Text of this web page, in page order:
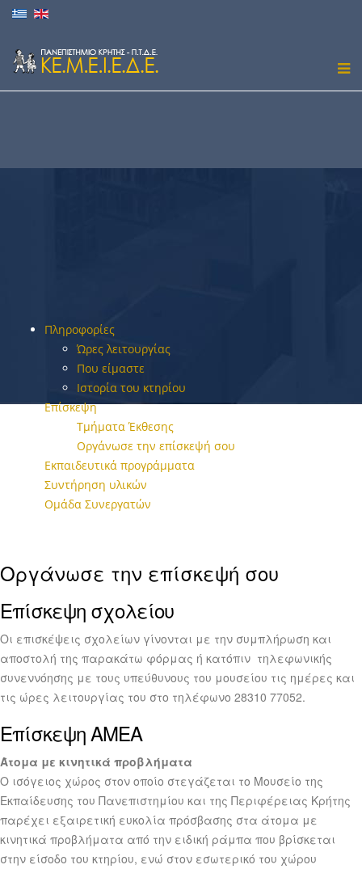
Πληροφορίες
Ώρες λειτουργίας
Που είμαστε
Ιστορία του κτηρίου
Επίσκεψη
Τμήματα Έκθεσης
Οργάνωσε την επίσκεψή σου
Εκπαιδευτικά προγράμματα
Συντήρηση υλικών
Ομάδα Συνεργατών
Οργάνωσε την επίσκεψή σου
Επίσκεψη σχολείου
Οι επισκέψεις σχολείων γίνονται με την συμπλήρωση και
αποστολή της παρακάτω φόρμας ή κατόπιν τηλεφωνικής
συνεννόησης με τους υπεύθυνους του μουσείου τις ημέρες και
τις ώρες λειτουργίας του στο τηλέφωνο 28310 77052.
Επίσκεψη ΑΜΕΑ
Άτομα με κινητικά προβλήματα
Ο ισόγειος χώρος στον οποίο στεγάζεται το Μουσείο της
Εκπαίδευσης του Πανεπιστημίου και της Περιφέρειας Κρήτης
παρέχει εξαιρετική ευκολία πρόσβασης στα άτομα με
κινητικά προβλήματα από την ειδική ράμπα που βρίσκεται
στην είσοδο του κτηρίου, ενώ στον εσωτερικό του χώρου